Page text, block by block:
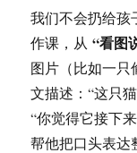
我们不会扔给孩
作课，从“看图
图片（比如一只
文描述：“这只
“你觉得它接下
帮他把口头表达